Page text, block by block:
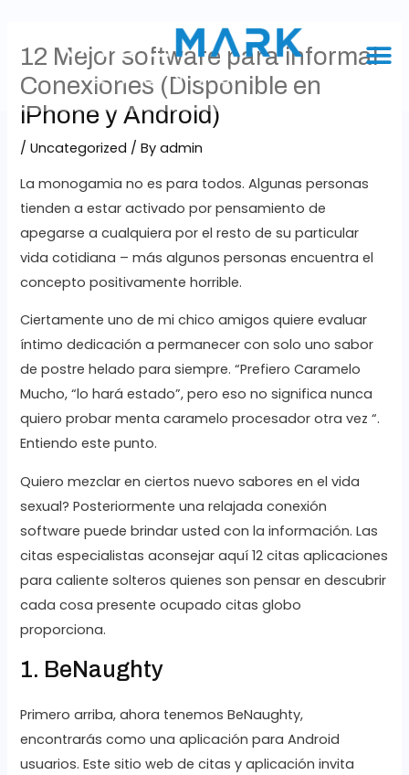
12 Mejor software para informal
Conexiones (Disponible en
iPhone y Android)
/Uncategorized / Byadmin
La monogamia no es para todos. Algunas personas
tienden a estar activado por pensamiento de
apegarse a cualquiera por el resto de su particular
vida cotidiana – más algunos personas encuentra el
concepto positivamente horrible.
Ciertamente uno de mi chico amigos quiere evaluar
íntimo dedicación a permanecer con solo uno sabor
de postre helado para siempre. “Prefiero Caramelo
Mucho, “lo hará estado”, pero eso no significa nunca
quiero probar menta caramelo procesador otra vez “.
Entiendo este punto.
Quiero mezclar en ciertos nuevo sabores en el vida
sexual? Posteriormente una relajada conexión
software puede brindar usted con la información. Las
citas especialistas aconsejar aquí 12 citas aplicaciones
para caliente solteros quienes son pensar en descubrir
cada cosa presente ocupado citas globo
proporciona.
1. BeNaughty
Primero arriba, ahora tenemos BeNaughty,
encontrarás como una aplicación para Android
usuarios. Este sitio web de citas y aplicación invita